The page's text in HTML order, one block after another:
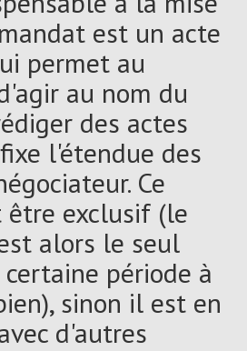
est un acte
permet au
au nom du
des actes
l'étendue des
Ce
exclusif (le
alors le seul
période à
sinon il est en
d'autres